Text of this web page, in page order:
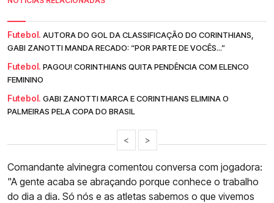
Futebol. AUTORA DO GOL DA CLASSIFICAÇÃO DO CORINTHIANS,
GABI ZANOTTI MANDA RECADO: “POR PARTE DE VOCÊS...”
Futebol. PAGOU! CORINTHIANS QUITA PENDÊNCIA COM ELENCO
FEMININO
Futebol. GABI ZANOTTI MARCA E CORINTHIANS ELIMINA O
PALMEIRAS PELA COPA DO BRASIL
< >
Comandante alvinegra comentou conversa com jogadora:
"A gente acaba se abraçando porque conhece o trabalho
do dia a dia. Só nós e as atletas sabemos o que vivemos